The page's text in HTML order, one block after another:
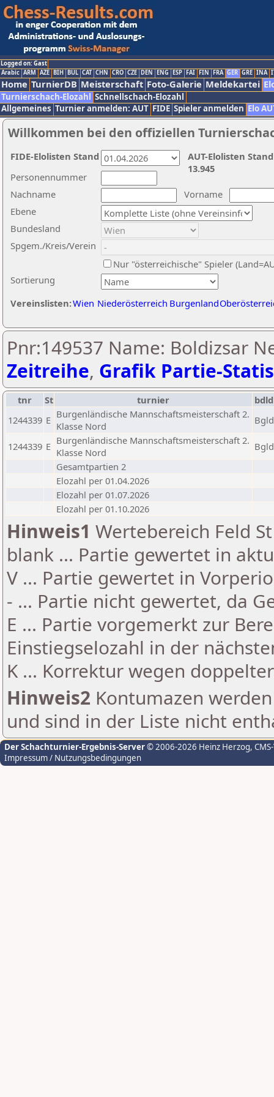
Logged on: Gast
Arabic ARM AZE BIH BUL CAT CHN CRO CZE DEN ENG ESP FAI FIN FRA GER GRE INA
Home TurnierDB Meisterschaft Foto-Galerie Meldekartei
Turnierschach-Elozahl Schnellschach-Elozahl
Allgemeines Turnier anmelden: AUT FIDE Spieler anmelden Elo
Willkommen bei den offiziellen
Nachname
Vorname
Ebene
Sortierung
Personennummer
Bundesland
Spgem./Kreis/Verein
Nur "österreichische" Spieler
Vereinslisten:Wien Niederösterreich Burgenland
AUT-Elolisten
13.945
FIDE-Elolisten Stand
Pnr:149537 Name: Boldizsar
Zeitreihe, Grafik Partie-
tnr St turnier
bdld
1244339 E Burgenländische Mannschaftsmeisterschaft 2.
Klasse Nord
Bgld
1244339 E Burgenländische Mannschaftsmeisterschaft 2.
Klasse Nord
Bgld
Gesamtpartien 2
Elozahl per 01.04.2026
Elozahl per 01.07.2026
Elozahl per 01.10.2026
Hinweis1 Wertebereich Feld
blank ... Partie gewertet in
V ... Partie gewertet in
- ... Partie nicht gewertet, da
E ... Partie vorgemerkt zur
Einstiegselozahl in der
K ... Korrektur wegen
Hinweis2 Kontumazen
und sind in der Liste nicht
Der Schachturnier-Ergebnis-Server© 2006-2026 Heinz Herzog,
Impressum / Nutzungsbedingungen